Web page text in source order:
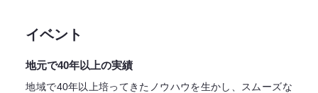
イベント
地元で40年以上の実績
地域で40年以上培ってきたノウハウを生かし、スムーズな